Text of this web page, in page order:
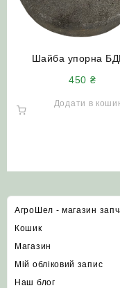
Шайба упорна
450 ₴
Додати в
АгроШел - магазин
Кошик
Магазин
Мій обліковий запис
Наш блог